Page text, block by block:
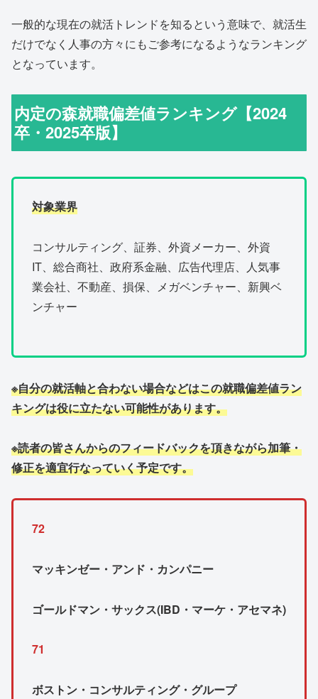
一般的な現在の就活トレンドを知るという意味で、就活生
だけでなく人事の方々にもご参考になるようなランキング
となっています。
内定の森就職偏差値ランキング【2024
卒・2025卒版】
対象業界
コンサルティング、証券、外資メーカー、外資
IT、総合商社、政府系金融、広告代理店、人気事
業会社、不動産、損保、メガベンチャー、新興ベ
ンチャー
※自分の就活軸と合わない場合などはこの就職偏差値ラン
キングは役に立たない可能性があります。
※読者の皆さんからのフィードバックを頂きながら加筆・
修正を適宜行なっていく予定です。
72
マッキンゼー・アンド・カンパニー
ゴールドマン・サックス(IBD・マーケ・アセマネ)
71
ボストン・コンサルティング・グループ